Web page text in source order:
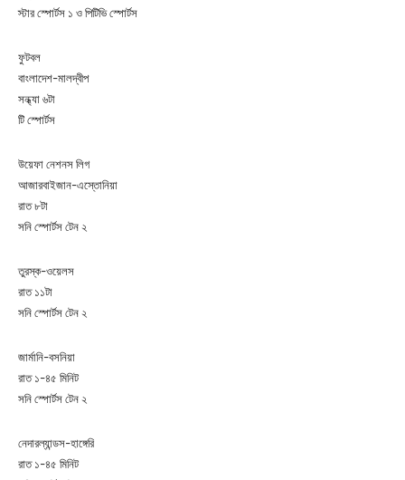
স্টার স্পোর্টস ১ ও পিটিভি স্পোর্টস
ফুটবল
বাংলাদেশ-মালদ্বীপ
সন্ধ্যা ৬টা
টি স্পোর্টস
উয়েফা নেশনস লিগ
আজারবাইজান-এস্তোনিয়া
রাত ৮টা
সনি স্পোর্টস টেন ২
তুরস্ক-ওয়েলস
রাত ১১টা
সনি স্পোর্টস টেন ২
জার্মানি-বসনিয়া
রাত ১-৪৫ মিনিট
সনি স্পোর্টস টেন ২
নেদারল্যান্ডস-হাঙ্গেরি
রাত ১-৪৫ মিনিট